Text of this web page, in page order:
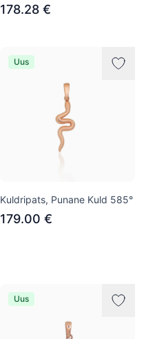
178.28 €
Uus
Kuldripats, Punane Kuld 585°
179.00 €
Uus